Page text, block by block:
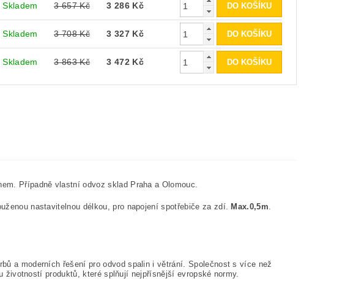
Skladem 3 657 Kč 3 286 Kč
Skladem 3 708 Kč 3 327 Kč
Skladem 3 863 Kč 3 472 Kč
Případně vlastní odvoz sklad Praha a Olomouc.
nastavitelnou délkou, pro napojení spotřebiče za zdí. Max.0,5m.
a moderních řešení pro odvod spalin i větrání. Společnost s více než
produktů, které splňují nejpřísnější evropské normy.